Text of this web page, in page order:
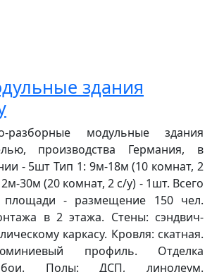
здания
разборные модульные здания
производства Германия, в
- 5шт Тип 1: 9м-18м (10 комнат, 2
30м (20 комнат, 2 с/у) - 1шт. Всего
- размещение 150 чел.
в 2 этажа. Стены: сэндвич-
каркасу. Кровля: скатная.
профиль. Отделка
Полы: ДСП, линолеум.